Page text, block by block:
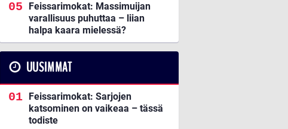
Feissarimokat: Massimuijan
varallisuus puhuttaa – liian
halpa kaara mielessä?
UUSIMMAT
Feissarimokat: Sarjojen
katsominen on vaikeaa – tässä
todiste